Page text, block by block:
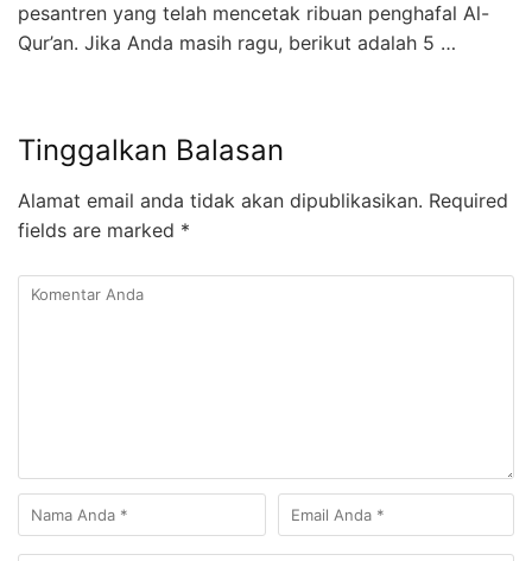
pesantren yang telah mencetak ribuan penghafal Al-
Qur’an. Jika Anda masih ragu, berikut adalah 5 …
Tinggalkan Balasan
Alamat email anda tidak akan dipublikasikan. Required
fields are marked *